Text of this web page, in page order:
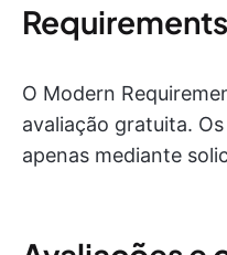
Requirements
O Modern
avaliação gratuita.
apenas mediante